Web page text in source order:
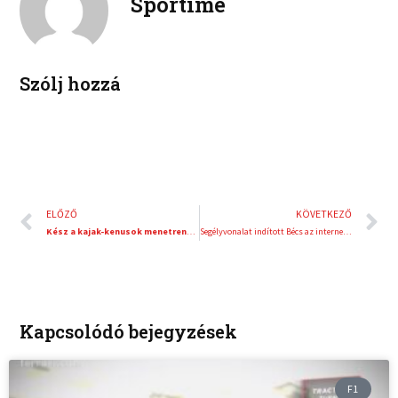
n
r
Szólj hozzá
Előző
ELŐZŐ
Kész a kajak-kenusok menetrendje a kvalifikációs vb-ig
KÖVETKEZŐ
Segélyvonalat indított Bécs az internetes bűnözés áldozatainak
Kapcsolódó bejegyzések
F1